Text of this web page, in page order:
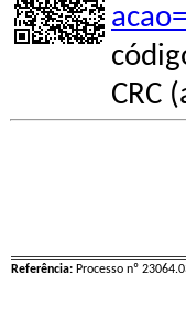
CRC
Referência: Processo nº